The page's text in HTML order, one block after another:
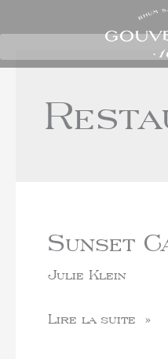
Sunset
Julie Klein
Lire la suite »